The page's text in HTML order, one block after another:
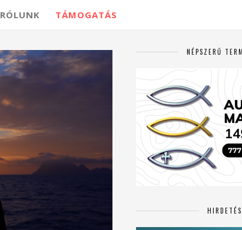
RÓLUNK TÁMOGATÁS
NÉPSZERŰ
HIRDETÉS